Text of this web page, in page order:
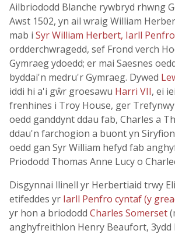
Ailbriododd Blanche rywbryd rhwng
Awst 1502, yn ail wraig William
mab i Syr William Herbert, Iarll Penfro
ordderchwragedd, sef Frond verch
Gymraeg ydoedd; er mai Saesnes
byddai'n medru'r Gymraeg. Dywed
iddi hi a'i gŵr groesawu Harri VII, ei
frenhines i Troy House, ger Trefynwy
oedd ganddynt ddau fab, Charles a
ddau'n farchogion a buont yn
oedd gan Syr William hefyd fab
Priododd Thomas Anne Lucy o
Disgynnai llinell yr Herbertiaid trwy
etifeddes yr Iarll Penfro cyntaf (y
yr hon a briododd Charles Somerset
anghyfreithlon Henry Beaufort, 3ydd